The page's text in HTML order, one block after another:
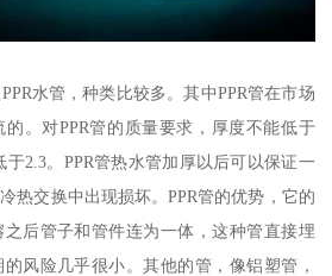
水管，种类比较多。其中PPR管在市场
。对PPR管的质量要求，厚度不能低于
2.3。PPR管热水管加厚以后可以保证一
热交换中出现损坏。PPR管的优势，它的
后管子和管件连为一体，这种管直接埋
风险几乎很小。其他的管，像铝塑管，